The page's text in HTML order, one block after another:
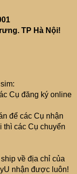
TP Hà Nội!
Cụ đăng ký online
để các Cụ nhận
thì các Cụ chuyển
về địa chỉ của
nhận được luôn!